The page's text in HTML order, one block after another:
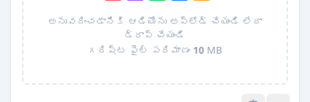
అనువదించడానికి ఆడియోను అప్‌లోడ్ చేయండి లేదా
డ్రాప్ చేయండి
గరిష్ట ఫైల్ పరిమాణం 10 MB